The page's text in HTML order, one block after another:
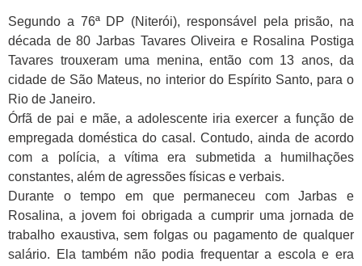
Segundo a 76ª DP (Niterói), responsável pela prisão, na
década de 80 Jarbas Tavares Oliveira e Rosalina Postiga
Tavares trouxeram uma menina, então com 13 anos, da
cidade de São Mateus, no interior do Espírito Santo, para o
Rio de Janeiro.
Órfã de pai e mãe, a adolescente iria exercer a função de
empregada doméstica do casal. Contudo, ainda de acordo
com a polícia, a vítima era submetida a humilhações
constantes, além de agressões físicas e verbais.
Durante o tempo em que permaneceu com Jarbas e
Rosalina, a jovem foi obrigada a cumprir uma jornada de
trabalho exaustiva, sem folgas ou pagamento de qualquer
salário. Ela também não podia frequentar a escola e era